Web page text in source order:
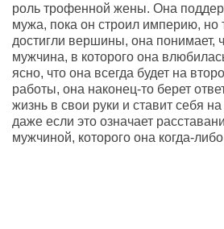
роль трофенной жены. Она
мужа, пока он строил империю, но
достигли вершины, она понимает,
мужчина, в которого она
ясно, что она всегда будет на
работы, она наконец-то берет
жизнь в свои руки и ставит себя
даже если это означает
мужчиной, которого она когда-